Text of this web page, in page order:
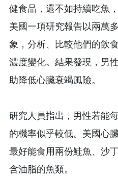
健食品，還不如持續吃魚
美國一項研究報告以兩萬
象，分析、比較他們的飲
濃度變化。結果發現，男
助降低心臟衰竭風險。
研究人員指出，男性若能
的機率似乎較低。美國心
最好能食用兩份鮭魚、沙
含油脂的魚類。